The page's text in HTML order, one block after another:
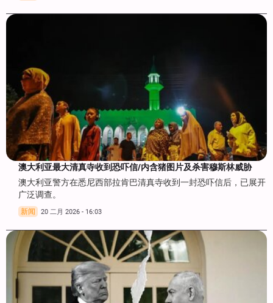
澳大利亚最大清真寺收到恐吓信/内含猪图片及杀害穆斯林威胁
澳大利亚警方在悉尼西部拉肯巴清真寺收到一封恐吓信后，已展开
广泛调查。
新闻 20 二月 2026 - 16:03